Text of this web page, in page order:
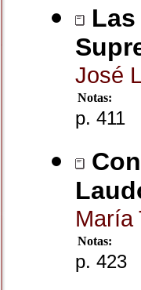
José
Notas:
p. 411
María
Notas:
p. 423